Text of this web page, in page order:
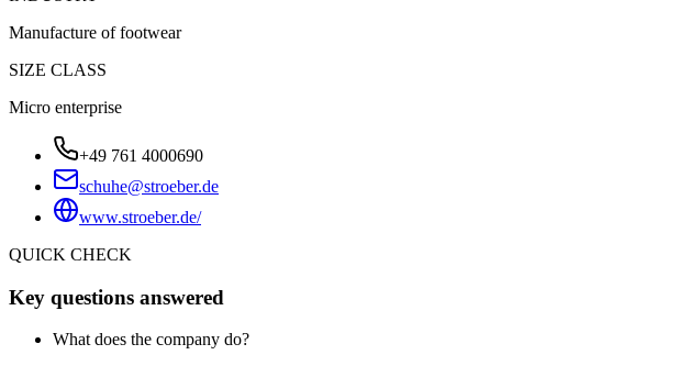
Manufacture of footwear
SIZE CLASS
Micro enterprise
+49 761 4000690
schuhe@stroeber.de
www.stroeber.de/
QUICK CHECK
Key questions answered
What does the company do?